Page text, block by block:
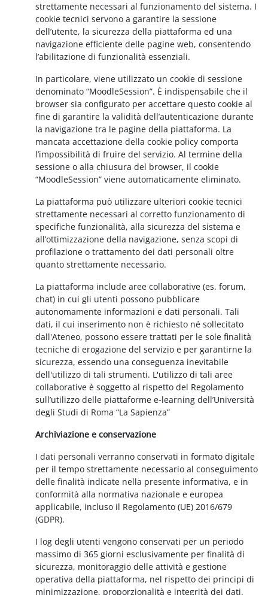
strettamente necessari al funzionamento del sistema. I
cookie tecnici servono a garantire la sessione
dell’utente, la sicurezza della piattaforma ed una
navigazione efficiente delle pagine web, consentendo
l’abilitazione di funzionalità essenziali.
In particolare, viene utilizzato un cookie di sessione
denominato “MoodleSession”. È indispensabile che il
browser sia configurato per accettare questo cookie al
fine di garantire la validità dell’autenticazione durante
la navigazione tra le pagine della piattaforma. La
mancata accettazione della cookie policy comporta
l’impossibilità di fruire del servizio. Al termine della
sessione o alla chiusura del browser, il cookie
“MoodleSession” viene automaticamente eliminato.
La piattaforma può utilizzare ulteriori cookie tecnici
strettamente necessari al corretto funzionamento di
specifiche funzionalità, alla sicurezza del sistema e
all’ottimizzazione della navigazione, senza scopi di
profilazione o trattamento dei dati personali oltre
quanto strettamente necessario.
La piattaforma include aree collaborative (es. forum,
chat) in cui gli utenti possono pubblicare
autonomamente informazioni e dati personali. Tali
dati, il cui inserimento non è richiesto né sollecitato
dall'Ateneo, possono essere trattati per le sole finalità
tecniche di erogazione del servizio e per garantirne la
sicurezza, essendo una conseguenza inevitabile
dell'utilizzo di tali strumenti. L'utilizzo di tali aree
collaborative è soggetto al rispetto del Regolamento
sull’utilizzo delle piattaforme e-learning dell’Università
degli Studi di Roma “La Sapienza”
Archiviazione e conservazione
I dati personali verranno conservati in formato digitale
per il tempo strettamente necessario al conseguimento
delle finalità indicate nella presente informativa, e in
conformità alla normativa nazionale e europea
applicabile, incluso il Regolamento (UE) 2016/679
(GDPR).
I log degli utenti vengono conservati per un periodo
massimo di 365 giorni esclusivamente per finalità di
sicurezza, monitoraggio delle attività e gestione
operativa della piattaforma, nel rispetto dei principi di
minimizzazione, proporzionalità e integrità dei dati.